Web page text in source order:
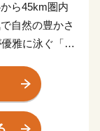
ら45km圏内
自然の豊かさ
雅に泳ぐ「牛
して子育てを
結婚、妊娠、
応じたさまざ